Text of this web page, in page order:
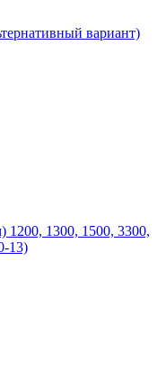
вариант)
1300, 1500, 3300,
13)